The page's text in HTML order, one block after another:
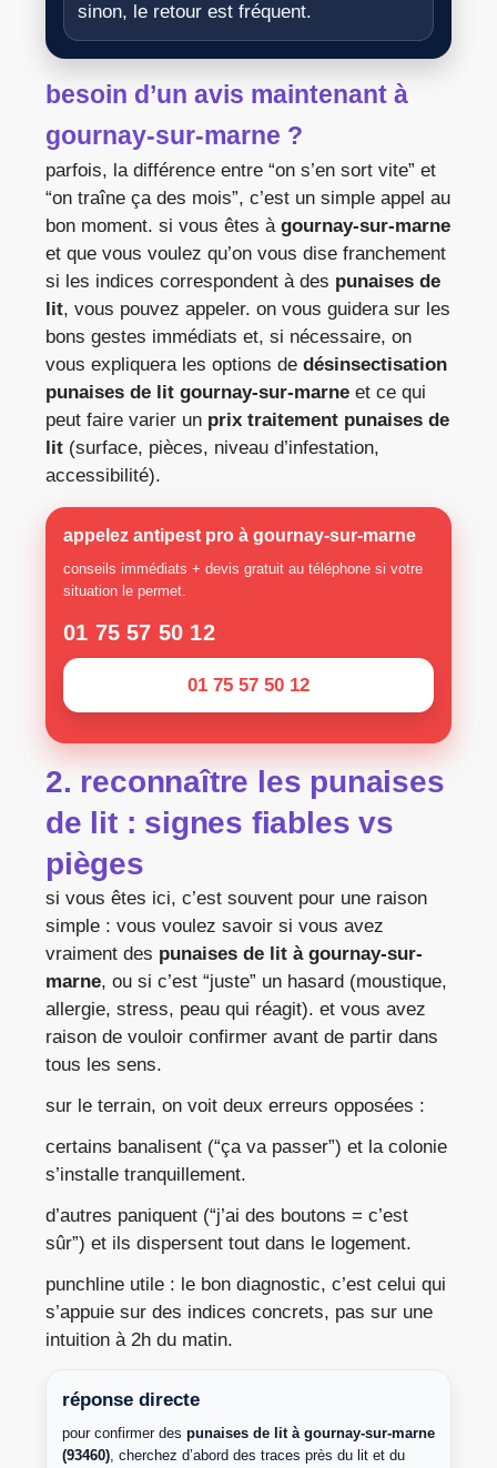
sinon, le retour est fréquent.
besoin d’un avis maintenant à
gournay-sur-marne ?
parfois, la différence entre “on s’en sort vite” et
“on traîne ça des mois”, c’est un simple appel au
bon moment. si vous êtes à gournay-sur-marne
et que vous voulez qu’on vous dise franchement
si les indices correspondent à des punaises de
lit, vous pouvez appeler. on vous guidera sur les
bons gestes immédiats et, si nécessaire, on
vous expliquera les options de désinsectisation
punaises de lit gournay-sur-marne et ce qui
peut faire varier un prix traitement punaises de
lit (surface, pièces, niveau d’infestation,
accessibilité).
appelez antipest pro à gournay-sur-marne
conseils immédiats + devis gratuit au téléphone si votre
situation le permet.
01 75 57 50 12
01 75 57 50 12
2. reconnaître les punaises
de lit : signes fiables vs
pièges
si vous êtes ici, c’est souvent pour une raison
simple : vous voulez savoir si vous avez
vraiment des punaises de lit à gournay-sur-
marne, ou si c’est “juste” un hasard (moustique,
allergie, stress, peau qui réagit). et vous avez
raison de vouloir confirmer avant de partir dans
tous les sens.
sur le terrain, on voit deux erreurs opposées :
certains banalisent (“ça va passer”) et la colonie
s’installe tranquillement.
d’autres paniquent (“j’ai des boutons = c’est
sûr”) et ils dispersent tout dans le logement.
punchline utile : le bon diagnostic, c’est celui qui
s’appuie sur des indices concrets, pas sur une
intuition à 2h du matin.
réponse directe
pour confirmer des punaises de lit à gournay-sur-marne
(93460), cherchez d’abord des traces près du lit et du